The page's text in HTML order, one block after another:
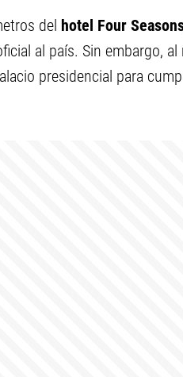
del hotel Four
al país. Sin embargo,
presidencial para